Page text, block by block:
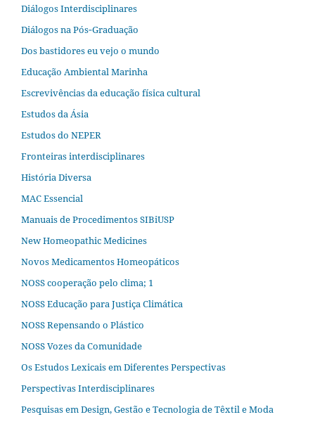
Diálogos Interdisciplinares
Diálogos na Pós‐Graduação
Dos bastidores eu vejo o mundo
Educação Ambiental Marinha
Escrevivências da educação física cultural
Estudos da Ásia​
Estudos do NEPER
Fronteiras interdisciplinares
História Diversa
MAC Essencial
Manuais de Procedimentos SIBiUSP
New Homeopathic Medicines
Novos Medicamentos Homeopáticos
NOSS cooperação pelo clima; 1
NOSS Educação para Justiça Climática
NOSS Repensando o Plástico
NOSS Vozes da Comunidade
Os Estudos Lexicais em Diferentes Perspectivas
Perspectivas Interdisciplinares
Pesquisas em Design, Gestão e Tecnologia de Têxtil e Moda